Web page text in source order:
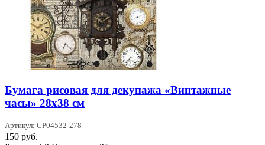
Бумага рисовая для декупажа «Винтажные
часы» 28х38 см
Артикул: CP04532-278
150 руб.